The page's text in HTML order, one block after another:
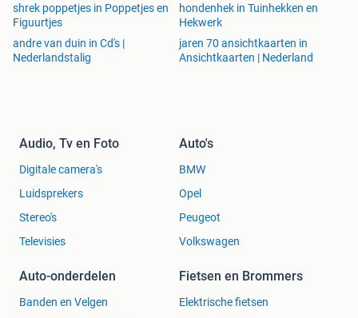
shrek poppetjes in Poppetjes en
Figuurtjes
hondenhek in Tuinhekken en
Hekwerk
andre van duin in Cd's |
Nederlandstalig
jaren 70 ansichtkaarten in
Ansichtkaarten | Nederland
Audio, Tv en Foto
Digitale camera's
Luidsprekers
Stereo's
Televisies
Auto's
BMW
Opel
Peugeot
Volkswagen
Auto-onderdelen
Banden en Velgen
Fietsen en Brommers
Elektrische fietsen